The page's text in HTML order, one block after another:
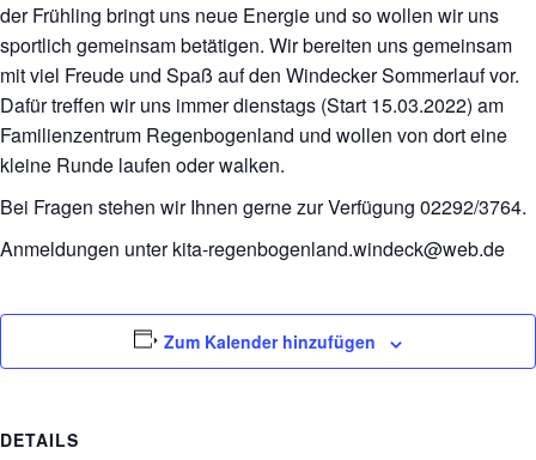
der Frühling bringt uns neue Energie und so wollen wir uns
sportlich gemeinsam betätigen. Wir bereiten uns gemeinsam
mit viel Freude und Spaß auf den Windecker Sommerlauf vor.
Dafür treffen wir uns immer dienstags (Start 15.03.2022) am
Familienzentrum Regenbogenland und wollen von dort eine
kleine Runde laufen oder walken.
Bei Fragen stehen wir Ihnen gerne zur Verfügung 02292/3764.
Anmeldungen unter kita-regenbogenland.windeck@web.de
Zum Kalender hinzufügen
DETAILS